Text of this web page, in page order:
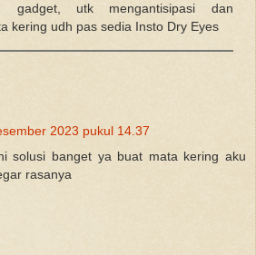
gadget, utk mengantisipasi dan
kering udh pas sedia Insto Dry Eyes
2023 pukul 14.37
solusi banget ya buat mata kering aku
rasanya